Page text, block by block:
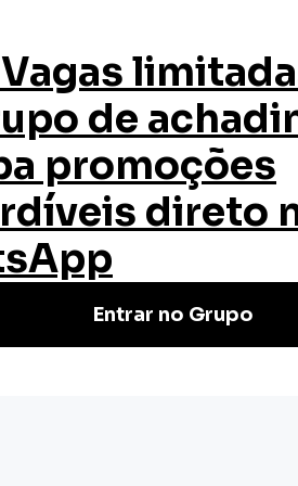
Quem Somos Certificado
como começar nesta carreira
como
deve começar? Como...